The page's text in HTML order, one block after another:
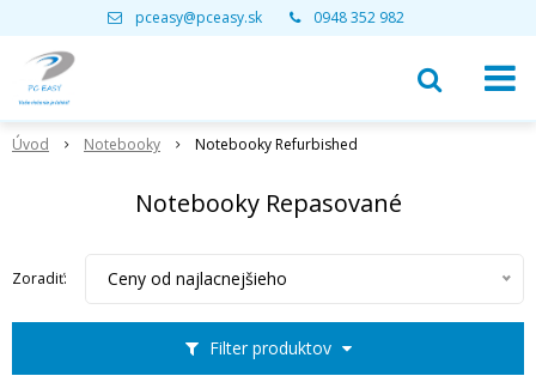
pceasy@pceasy.sk 0948 352 982
Úvod Notebooky Notebooky Refurbished
Notebooky Repasované
Filter produktov
Zoradiť: Ceny od najlacnejšieho